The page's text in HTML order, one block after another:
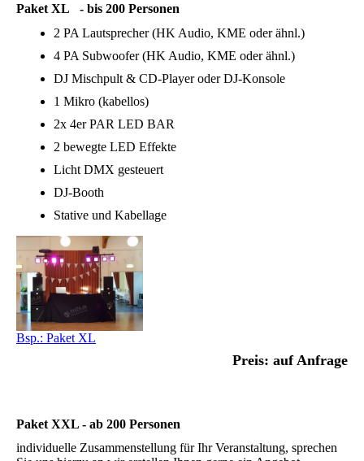
Paket XL - bis 200 Personen
2 PA Lautsprecher (HK Audio, KME oder ähnl.)
4 PA Subwoofer (HK Audio, KME oder ähnl.)
DJ Mischpult & CD-Player oder DJ-Konsole
1 Mikro (kabellos)
2x 4er PAR LED BAR
2 bewegte LED Effekte
Licht DMX gesteuert
DJ-Booth
Stative und Kabellage
Bsp.: Paket XL
Preis: auf Anfrage
Paket XXL - ab 200 Personen
individuelle Zusammenstellung für Ihr Veranstaltung, sprechen